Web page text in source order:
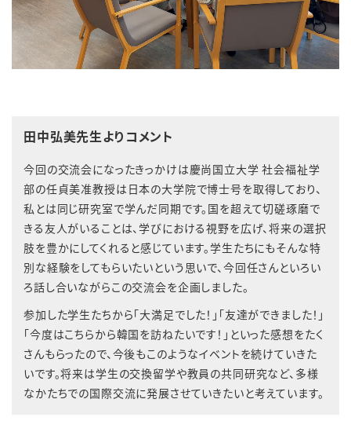
田中弘美先生よりコメント
今回の交流会になったきっかけは慶尚国立大学 社会福祉学
部の任貞美准教授は日本の大学院で博士号を取得しており、
私とは同じ研究室で学んだ同期です。国を超えて切磋琢磨で
きる友人がいることは、学びにおける視野を広げ、将来の選択
肢を豊かにしてくれると感じています。学生たちにもそんな特
別な経験をしてもらいたいという思いで、今回任さんといろい
ろ話し合いながらこの交流会を企画しました。
参加した学生たちから「大満足でした！」「友達ができました！」
「今度はこちらから韓国を訪ねたいです！」といった感想をたく
さんもらったので、今後もこのようなイベントを続けていきた
いです。将来は学生の交換留学や教員の共同研究など、多様
なかたちでの国際交流に発展させていきたいと考えています。